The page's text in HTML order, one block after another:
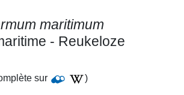
maritimum
- Reukeloze
sur )